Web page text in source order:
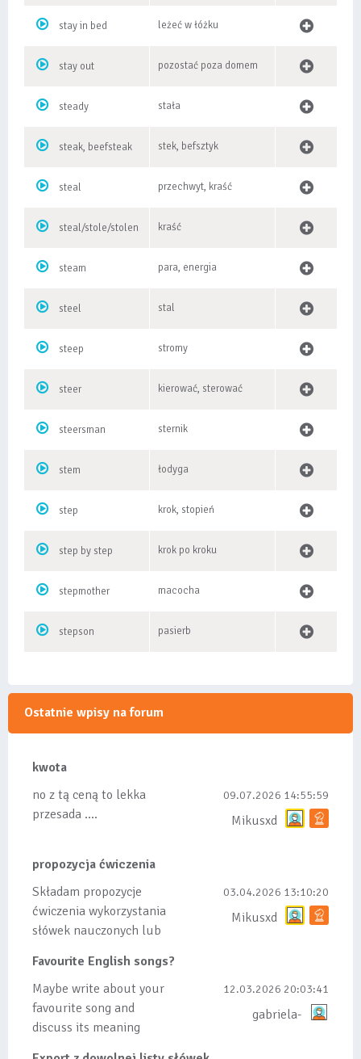
stay in bed leżeć w łóżku
stay out pozostać poza domem
steady stała
steak, beefsteak stek, befsztyk
steal przechwyt, kraść
steal/stole/stolen kraść
steam para, energia
steel stal
steep stromy
steer kierować, sterować
steersman sternik
stem łodyga
step krok, stopień
step by step krok po kroku
stepmother macocha
stepson pasierb
Ostatnie wpisy na forum
kwota
no z tą ceną to lekka
przesada ....
09.07.2026 14:55:59
Mikusxd
propozycja ćwiczenia
Składam propozycje
ćwiczenia wykorzystania
słówek nauczonych lub
tez ze wszys...
03.04.2026 13:10:20
Mikusxd
Favourite English songs?
Maybe write about your
favourite song and
discuss its meaning
12.03.2026 20:03:41
gabriela-